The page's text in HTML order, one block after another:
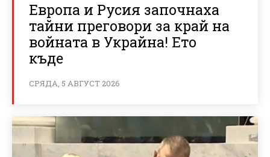
Европа и Русия започнаха
тайни преговори за край на
войната в Украйна! Ето
къде
СРЯДА, 5 АВГУСТ 2026